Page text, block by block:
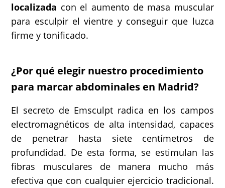
localizada con el aumento de masa muscular
para esculpir el vientre y conseguir que luzca
firme y tonificado.
¿Por qué elegir nuestro procedimiento
para marcar abdominales en Madrid?
El secreto de Emsculpt radica en los campos
electromagnéticos de alta intensidad, capaces
de penetrar hasta siete centímetros de
profundidad. De esta forma, se estimulan las
fibras musculares de manera mucho más
efectiva que con cualquier ejercicio tradicional.